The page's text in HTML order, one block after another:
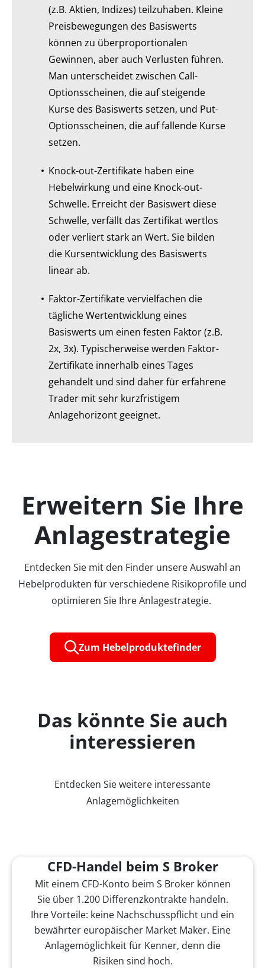
(z.B. Aktien, Indizes) teilzuhaben. Kleine
Preisbewegungen des Basiswerts
können zu überproportionalen
Gewinnen, aber auch Verlusten führen.
Man unterscheidet zwischen Call-
Optionsscheinen, die auf steigende
Kurse des Basiswerts setzen, und Put-
Optionsscheinen, die auf fallende Kurse
setzen.
Knock-out-Zertifikate haben eine
Hebelwirkung und eine Knock-out-
Schwelle. Erreicht der Basiswert diese
Schwelle, verfällt das Zertifikat wertlos
oder verliert stark an Wert. Sie bilden
die Kursentwicklung des Basiswerts
linear ab.
Faktor-Zertifikate vervielfachen die
tägliche Wertentwicklung eines
Basiswerts um einen festen Faktor (z.B.
2x, 3x). Typischerweise werden Faktor-
Zertifikate innerhalb eines Tages
gehandelt und sind daher für erfahrene
Trader mit sehr kurzfristigem
Anlagehorizont geeignet.
Erweitern Sie Ihre
Anlagestrategie
Entdecken Sie mit den Finder unsere Auswahl an
Hebelprodukten für verschiedene Risikoprofile und
optimieren Sie Ihre Anlagestrategie.
Zum Hebelproduktefinder
Das könnte Sie auch
interessieren
Entdecken Sie weitere interessante
Anlagemöglichkeiten
CFD-Handel beim S Broker
Mit einem CFD-Konto beim S Broker können
Sie über 1.200 Differenzkontrakte handeln.
Ihre Vorteile: keine Nachschusspflicht und ein
bewährter europäischer Market Maker. Eine
Anlagemöglichkeit für Kenner, denn die
Risiken sind hoch.